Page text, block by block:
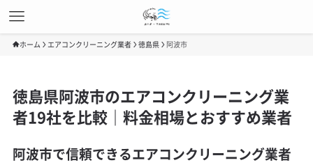
ホーム エアコンクリーニング業者 徳島県 阿波市
徳島県阿波市のエアコンクリーニング業
者19社を比較｜料金相場とおすすめ業者
阿波市で信頼できるエアコンクリーニング業者